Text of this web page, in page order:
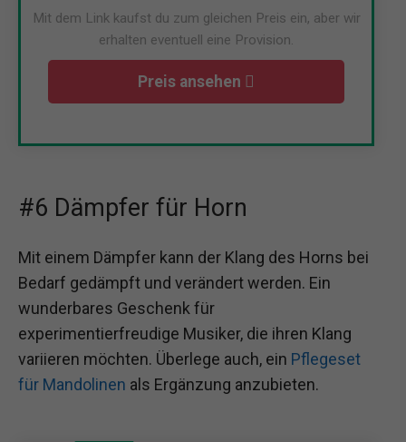
Mit dem Link kaufst du zum gleichen Preis ein, aber wir
erhalten eventuell eine Provision.
Preis ansehen
#6 Dämpfer für Horn
Mit einem Dämpfer kann der Klang des Horns bei
Bedarf gedämpft und verändert werden. Ein
wunderbares Geschenk für
experimentierfreudige Musiker, die ihren Klang
variieren möchten. Überlege auch, ein Pflegeset
für Mandolinen als Ergänzung anzubieten.